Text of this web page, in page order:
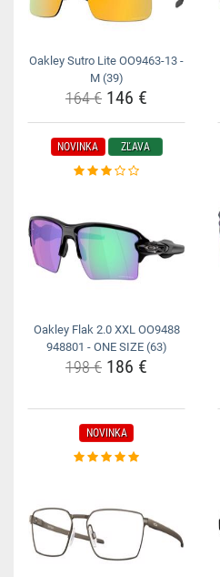
Oakley Sutro Lite OO9463-13 -
M (39)
164 € 146 €
NOVINKA ZĽAVA
Oakley Flak 2.0 XXL OO9488
948801 - ONE SIZE (63)
198 € 186 €
NOVINKA